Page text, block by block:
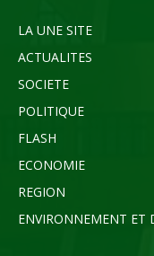
LA UNE SITE
ACTUALITES
SOCIETE
POLITIQUE
FLASH
ECONOMIE
REGION
ENVIRONNEMENT ET